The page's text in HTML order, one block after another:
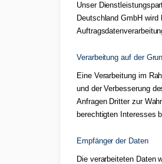
Unser
Deutschland GmbH
Verarbeitung auf der
Eine Verarbeitung im
und der Verbesserung
Anfragen Dritter zur
berechtigten Interesses
Empfänger der Daten
Die verarbeiteten Daten